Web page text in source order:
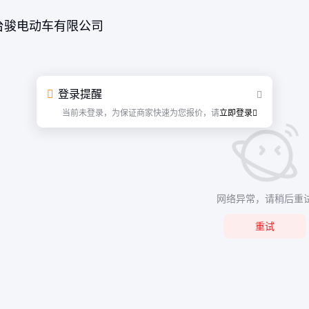
骏电动车有限公司
登录提醒
当前未登录，为保证商家快速为您报价，请立即登录
网络异常，请稍后重
重试